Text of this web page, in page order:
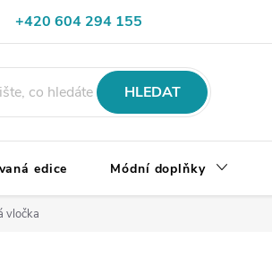
+420 604 294 155
a reklamace zboží
HLEDAT
edice Módní doplňky
vločka